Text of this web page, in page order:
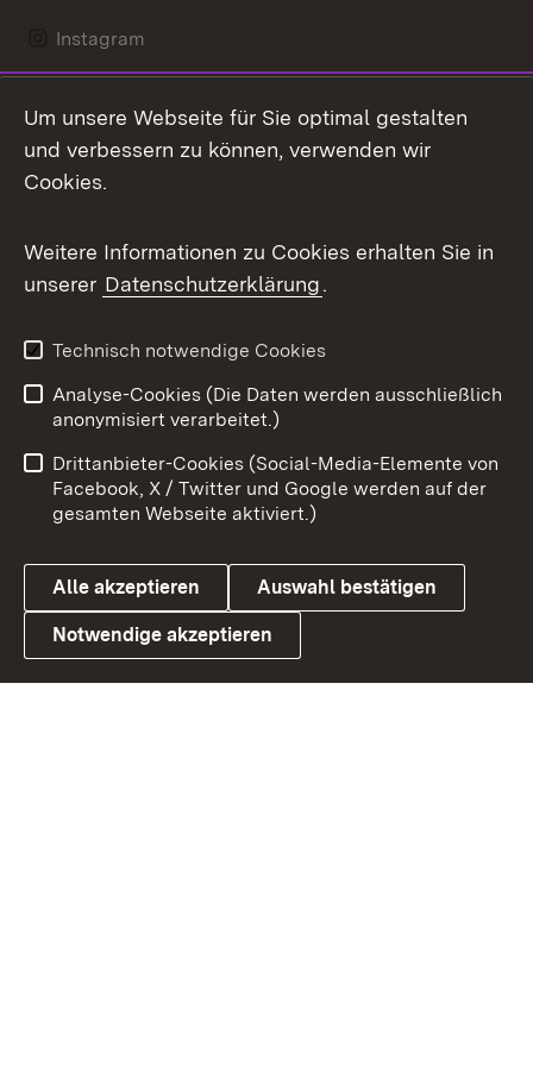
Instagram
Mastodon
Messenger
Social Wall
X / Twitter
Youtube
Link zum Landesportal
Benutzungshinweise
Barrierefreiheit
Datenschutz
Cookies
Um unsere Webseite für Sie optimal gestalten
und verbessern zu können, verwenden wir
Cookies.
Weitere Informationen zu Cookies erhalten Sie in
unserer Datenschutzerklärung.
Technisch notwendige Cookies
Analyse-Cookies (Die Daten werden ausschließlich
anonymisiert verarbeitet.)
Drittanbieter-Cookies (Social-Media-Elemente von
Facebook, X / Twitter und Google werden auf der
gesamten Webseite aktiviert.)
Alle akzeptieren Auswahl bestätigen
Notwendige akzeptieren